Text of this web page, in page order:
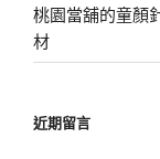
桃園當舖的童顏
材
近期留言